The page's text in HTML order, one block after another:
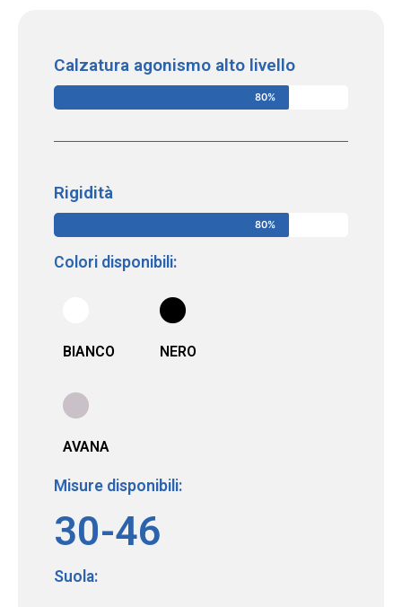
Calzatura agonismo alto livello
80%
Rigidità
80%
Colori disponibili:
BIANCO NERO
AVANA
Misure disponibili:
30-46
Suola: